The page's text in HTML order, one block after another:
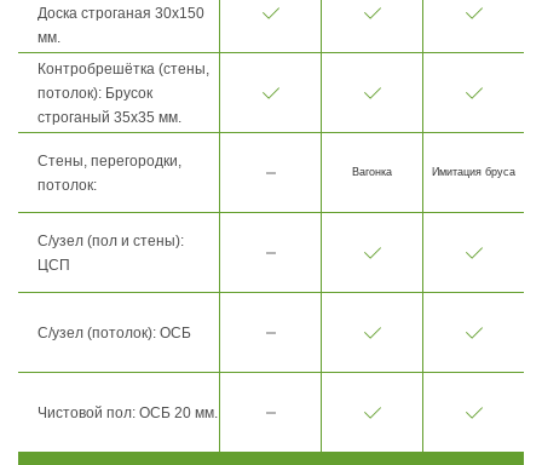
Доска строганая 30х150
мм.
Контробрешётка (стены,
потолок): Брусок
строганый 35х35 мм.
Стены, перегородки,
потолок:
Вагонка Имитация бруса
С/узел (пол и стены):
ЦСП
С/узел (потолок): ОСБ
Чистовой пол: ОСБ 20 мм.